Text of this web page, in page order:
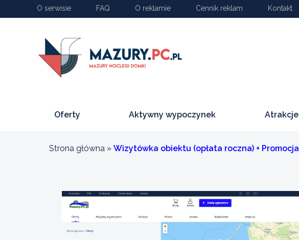
O serwisie FAQ O reklamie Cennik reklam Kontakt
Oferty Aktywny wypoczynek Atrakcje
Strona główna » Wizytówka obiektu (opłata roczna) +